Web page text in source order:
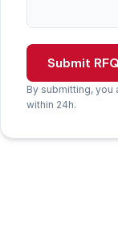
Submit
By submitting, you
within 24h.